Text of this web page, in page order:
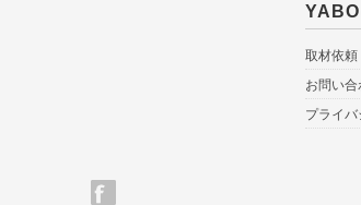
取材依頼
お問い合
プライ